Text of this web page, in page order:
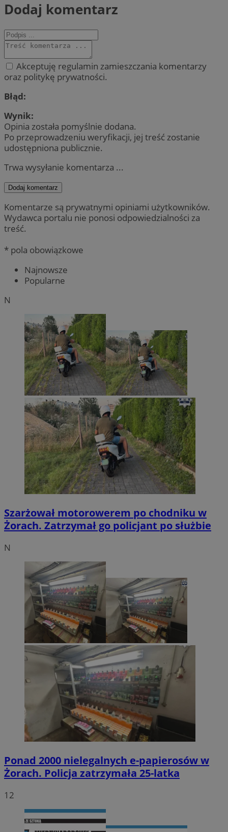
Dodaj komentarz
Akceptuję regulamin zamieszczania komentarzy
oraz politykę prywatności.
Błąd:
Wynik:
Opinia została pomyślnie dodana.
Po przeprowadzeniu weryfikacji, jej treść zostanie
udostępniona publicznie.
Trwa wysyłanie komentarza ...
Dodaj komentarz
Komentarze są prywatnymi opiniami użytkowników.
Wydawca portalu nie ponosi odpowiedzialności za
treść.
* pola obowiązkowe
Najnowsze
Popularne
N
Szarżował motorowerem po chodniku w
Żorach. Zatrzymał go policjant po służbie
N
Ponad 2000 nielegalnych e-papierosów w
Żorach. Policja zatrzymała 25-latka
12